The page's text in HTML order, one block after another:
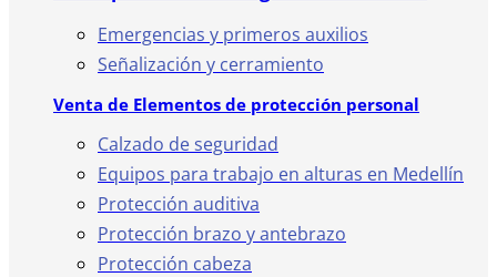
Emergencias y primeros auxilios
Señalización y cerramiento
Venta de Elementos de protección personal
Calzado de seguridad
Equipos para trabajo en alturas en Medellín
Protección auditiva
Protección brazo y antebrazo
Protección cabeza